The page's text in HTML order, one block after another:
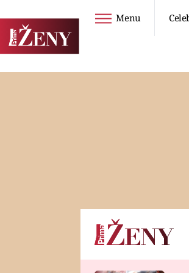
Menu
Horoskopy